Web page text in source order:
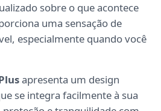
sobre o que acontece
uma sensação de
especialmente quando você
apresenta um design
se integra facilmente à sua